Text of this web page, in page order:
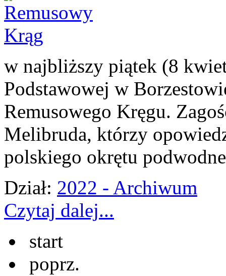
w najbliższy piątek (8
Podstawowej w
Remusowego Kręgu.
Melibruda, którzy
polskiego okrętu
Dział: 2022 - Archiwum
Czytaj dalej...
start
poprz.